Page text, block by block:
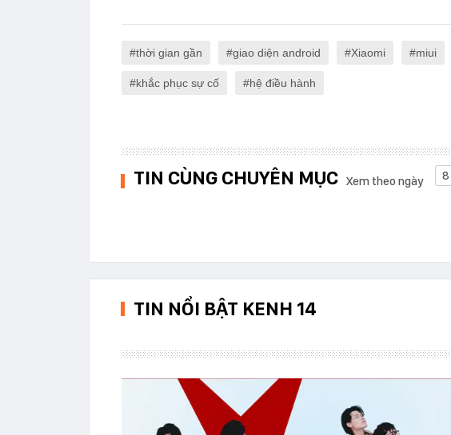
thời gian gần giao diện android Xiaomi miui
khắc phục sự cố hệ điều hành
TIN CÙNG CHUYÊN MỤC Xem theo ngày 8
TIN NỔI BẬT KENH 14